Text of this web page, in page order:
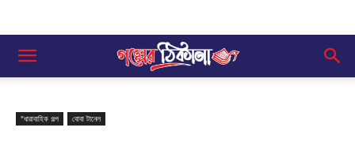
"ধারাবাহিক গল্প বোবা টানেল